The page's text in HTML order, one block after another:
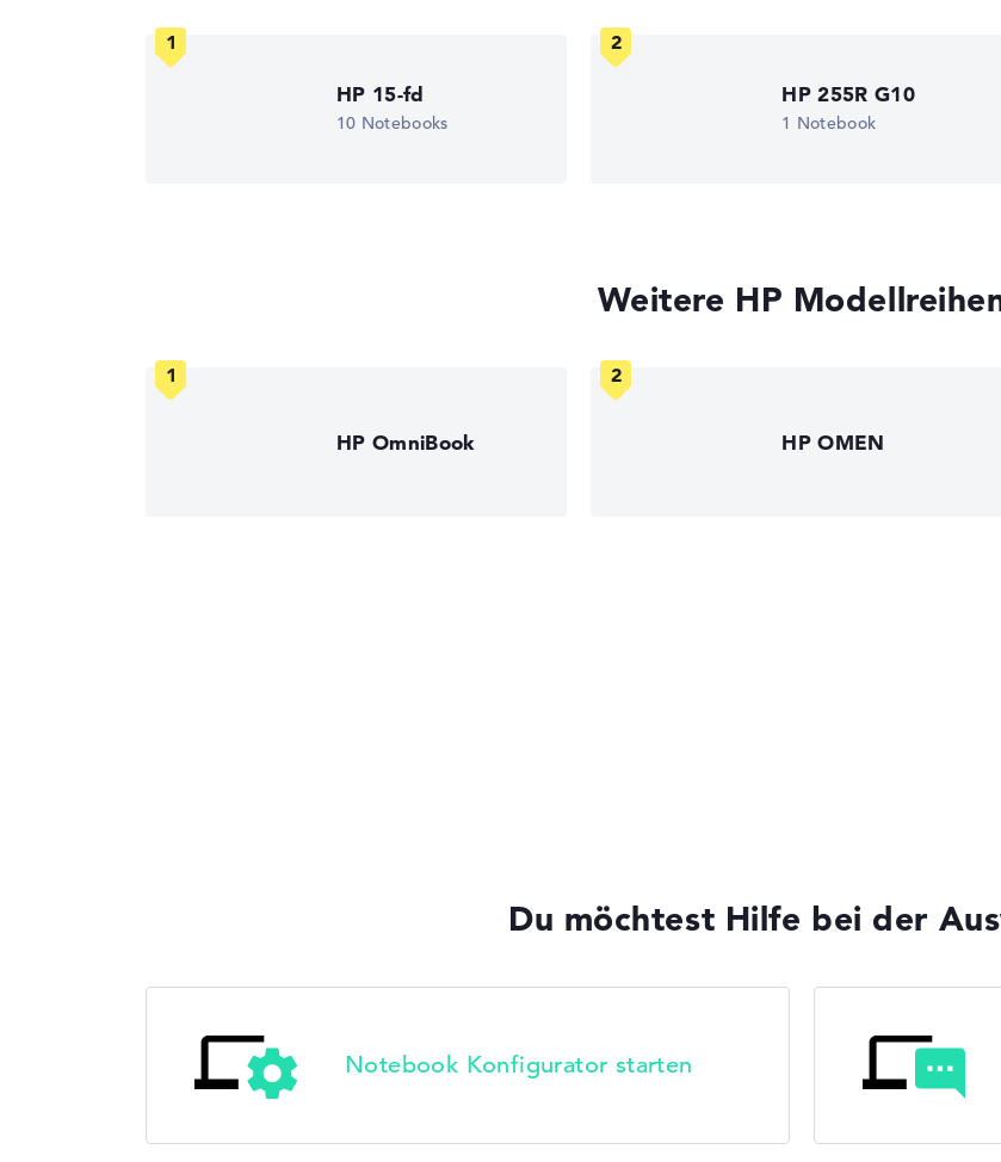
HP 15-fd
10 Notebooks
HP 255R G10
1 Notebook
Weitere HP
HP OmniBook HP OMEN
Du möchtest Hilfe bei der
Notebook Konfigurator starten